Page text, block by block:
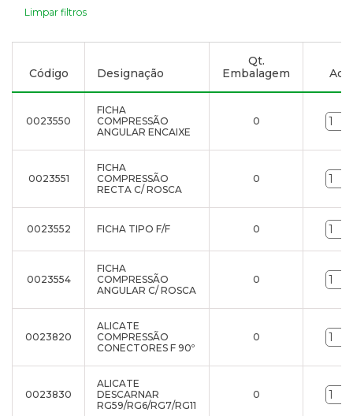
Limpar filtros
Código Designação
Qt.
Embalagem
0023550
FICHA
COMPRESSÃO
ANGULAR ENCAIXE
0
0023551
FICHA
COMPRESSÃO
RECTA C/ ROSCA
0
0023552 FICHA TIPO F/F 0
0023554
FICHA
COMPRESSÃO
ANGULAR C/ ROSCA
0
0023820
ALICATE
COMPRESSÃO
CONECTORES F 90º
0
0023830
ALICATE
DESCARNAR
RG59/RG6/RG7/RG11
0